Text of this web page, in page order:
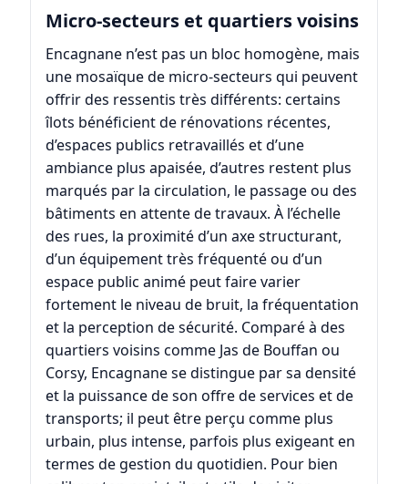
Micro-secteurs et quartiers voisins
Encagnane n’est pas un bloc homogène, mais
une mosaïque de micro-secteurs qui peuvent
offrir des ressentis très différents: certains
îlots bénéficient de rénovations récentes,
d’espaces publics retravaillés et d’une
ambiance plus apaisée, d’autres restent plus
marqués par la circulation, le passage ou des
bâtiments en attente de travaux. À l’échelle
des rues, la proximité d’un axe structurant,
d’un équipement très fréquenté ou d’un
espace public animé peut faire varier
fortement le niveau de bruit, la fréquentation
et la perception de sécurité. Comparé à des
quartiers voisins comme Jas de Bouffan ou
Corsy, Encagnane se distingue par sa densité
et la puissance de son offre de services et de
transports; il peut être perçu comme plus
urbain, plus intense, parfois plus exigeant en
termes de gestion du quotidien. Pour bien